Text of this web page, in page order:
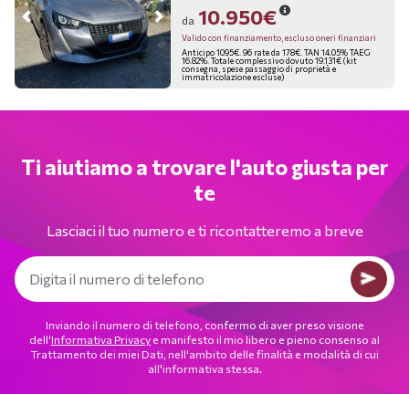
da 10.950€
Valido con finanziamento, escluso oneri finanziari
Anticipo 1095€. 96 rate da 178€. TAN 14.05% TAEG
16.82%. Totale complessivo dovuto 19.131€ (kit
consegna, spese passaggio di proprietà e
immatricolazione escluse)
Ti aiutiamo a trovare l'auto giusta per
te
Lasciaci il tuo numero e ti ricontatteremo a breve
Inviando il numero di telefono, confermo di aver preso visione
dell'Informativa Privacy e manifesto il mio libero e pieno consenso al
Trattamento dei miei Dati, nell'ambito delle finalità e modalità di cui
all'informativa stessa.